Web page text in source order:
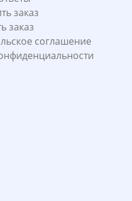
заказ
заказ
соглашение